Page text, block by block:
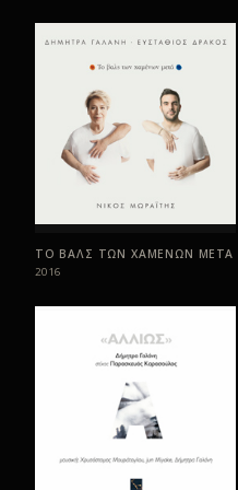
ΓΙΑ ΣΕΝΑ, ΕΓΩ
ΤΟ ΒΑΛΣ ΤΩΝ ΧΑΜΕΝΩΝ ΜΕΤΑ
2016